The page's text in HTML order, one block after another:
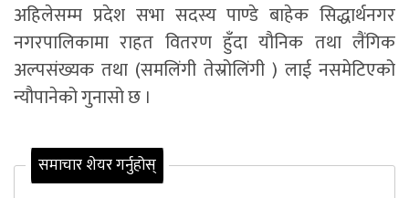
अहिलेसम्म प्रदेश सभा सदस्य पाण्डे बाहेक सिद्धार्थनगर
नगरपालिकामा राहत वितरण हुँदा यौनिक तथा लैंगिक
अल्पसंख्यक तथा (समलिंगी तेस्रोलिंगी ) लाई नसमेटिएको
न्यौपानेको गुनासो छ ।
समाचार शेयर गर्नुहोस्